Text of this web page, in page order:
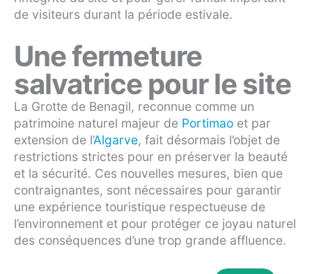
de visiteurs durant la période estivale.
Une fermeture
salvatrice pour le site
La Grotte de Benagil, reconnue comme un
patrimoine naturel majeur de Portimao et par
extension de l’Algarve, fait désormais l’objet de
restrictions strictes pour en préserver la beauté
et la sécurité. Ces nouvelles mesures, bien que
contraignantes, sont nécessaires pour garantir
une expérience touristique respectueuse de
l’environnement et pour protéger ce joyau naturel
des conséquences d’une trop grande affluence.